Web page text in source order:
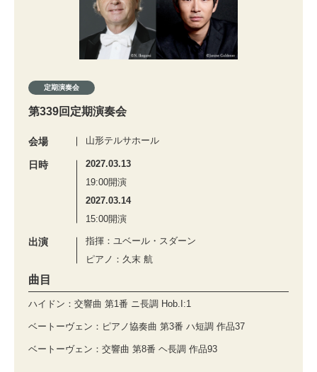
定期演奏会
第339回定期演奏会
会場 山形テルサホール
日時
2027.03.13
19:00開演
2027.03.14
15:00開演
出演
指揮：ユベール・スダーン
ピアノ：久末 航
曲目
ハイドン：交響曲 第1番 ニ長調 Hob.I:1
ベートーヴェン：ピアノ協奏曲 第3番 ハ短調 作品37
ベートーヴェン：交響曲 第8番 ヘ長調 作品93